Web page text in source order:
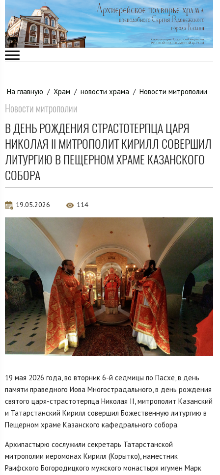
На главную / Храм / новости храма / Новости митрополии
Новости митрополии
В ДЕНЬ РОЖДЕНИЯ СТРАСТОТЕРПЦА ЦАРЯ
НИКОЛАЯ II МИТРОПОЛИТ КИРИЛЛ СОВЕРШИЛ
ЛИТУРГИЮ В ПЕЩЕРНОМ ХРАМЕ КАЗАНСКОГО
СОБОРА
19.05.2026 114
19 мая 2026 года, во вторник 6-й седмицы по Пасхе, в день
памяти праведного Иова Многострадального, в день рождения
святого царя-страстотерпца Николая II, митрополит Казанский
и Татарстанский Кирилл совершил Божественную литургию в
Пещерном храме Казанского кафедрального собора.
Архипастырю сослужили секретарь Татарстанской
митрополии иеромонах Кирилл (Корытко), наместник
Раифского Богородицкого мужского монастыря игумен Марк